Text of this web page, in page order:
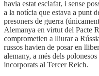
havia estat esclafat, i sense
a la notícia que estava a punt
presoners de guerra
Alemanya en virtut del Pacte
comprometien a lliurar a
russos havien de posar en
alemany, a més dels
incorporats al Tercer Reich.